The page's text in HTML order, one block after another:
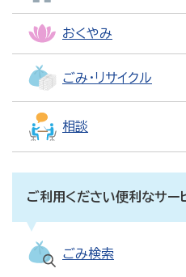
おくやみ
ごみ・リサイクル
相談
ご利用ください便利なサー
ごみ検索